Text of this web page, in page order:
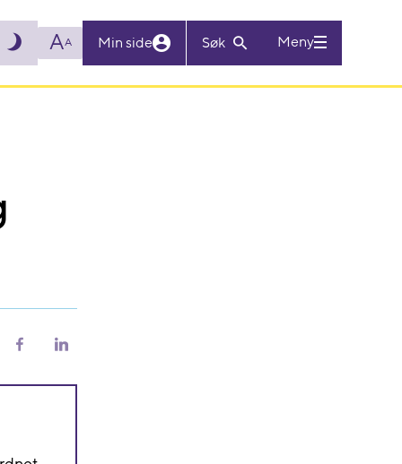
AA Min side Søk Meny
Del
Del